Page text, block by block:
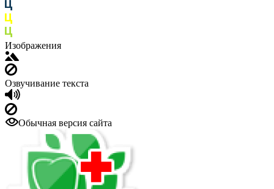
Изображения
Озвучивание текста
Обычная версия сайта